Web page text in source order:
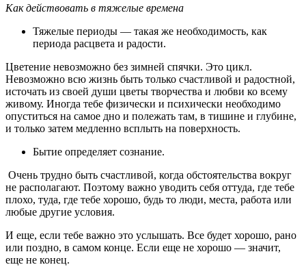
Как действовать в тяжелые времена
Тяжелые периоды ― такая же необходимость, как
периода расцвета и радости.
Цветение невозможно без зимней спячки. Это цикл.
Невозможно всю жизнь быть только счастливой и радостной,
источать из своей души цветы творчества и любви ко всему
живому. Иногда тебе физически и психически необходимо
опуститься на самое дно и полежать там, в тишине и глубине,
и только затем медленно всплыть на поверхность.
Бытие определяет сознание.
Очень трудно быть счастливой, когда обстоятельства вокруг
не располагают. Поэтому важно уводить себя оттуда, где тебе
плохо, туда, где тебе хорошо, будь то люди, места, работа или
любые другие условия.
И еще, если тебе важно это услышать. Все будет хорошо, рано
или поздно, в самом конце. Если еще не хорошо ― значит,
еще не конец.